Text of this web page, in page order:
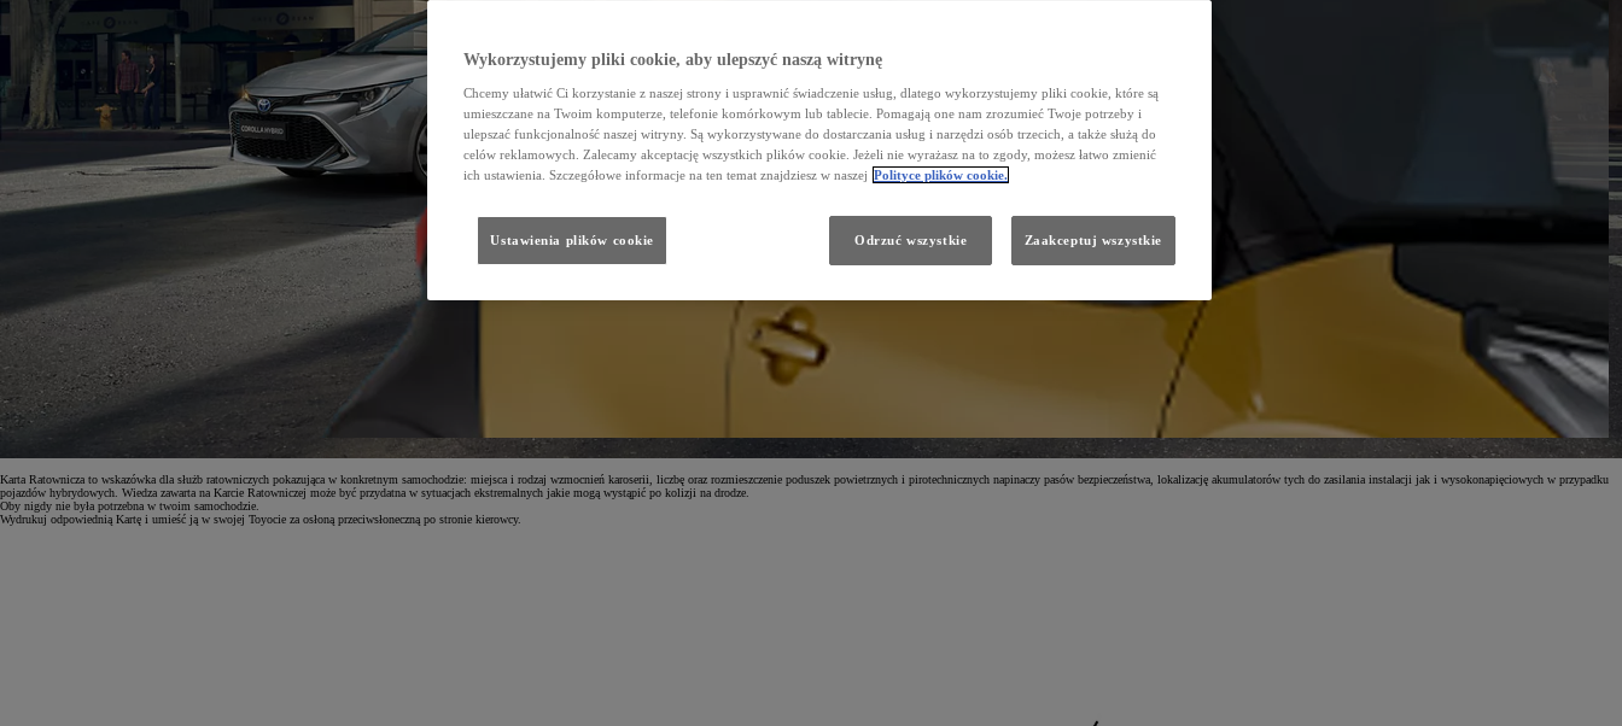
Karta Ratownicza to wskazówka dla służb ratowniczych pokazująca w konkretnym samochodzie: miejsca i rodzaj wzmocnień karoserii, liczbę oraz rozmieszczenie poduszek powietrznych i pirotechnicznych napinaczy pasów bezpieczeństwa, lokalizację akumulatorów tych do zasilania instalacji jak i wysokonapięciowych w przypadku
pojazdów hybrydowych. Wiedza zawarta na Karcie Ratowniczej może być przydatna w sytuacjach ekstremalnych jakie mogą wystąpić po kolizji na drodze.
Oby nigdy nie była potrzebna w twoim samochodzie.
Wydrukuj odpowiednią Kartę i umieść ją w swojej Toyocie za osłoną przeciwsłoneczną po stronie kierowcy.
Wykorzystujemy pliki cookie, aby ulepszyć naszą witrynę
Chcemy ułatwić Ci korzystanie z naszej strony i usprawnić świadczenie usług, dlatego wykorzystujemy pliki cookie, które są
umieszczane na Twoim komputerze, telefonie komórkowym lub tablecie. Pomagają one nam zrozumieć Twoje potrzeby i
ulepszać funkcjonalność naszej witryny. Są wykorzystywane do dostarczania usług i narzędzi osób trzecich, a także służą do
celów reklamowych. Zalecamy akceptację wszystkich plików cookie. Jeżeli nie wyrażasz na to zgody, możesz łatwo zmienić
ich ustawienia. Szczegółowe informacje na ten temat znajdziesz w naszej Polityce plików cookie.
Odrzuć wszystkie Zaakceptuj wszystkie
Ustawienia plików cookie